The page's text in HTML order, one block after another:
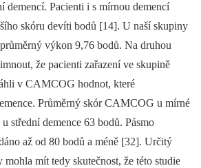
demencí. Pacienti i s mírnou demencí
skóru devíti bodů [14]. U naší skupiny
výkon 9,76 bodů. Na druhou
že pacienti zařazení ve skupině
v CAMCOG hodnot, které
Průměrný skór CAMCOG u mírné
střední demence 63 bodů. Pásmo
až od 80 bodů a méně [32]. Určitý
mít tedy skutečnost, že této studie